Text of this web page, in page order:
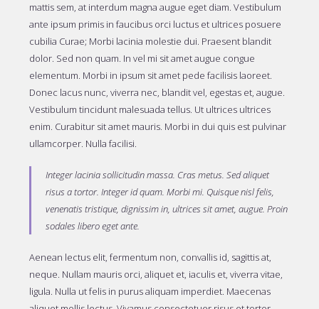
mattis sem, at interdum magna augue eget diam. Vestibulum
ante ipsum primis in faucibus orci luctus et ultrices posuere
cubilia Curae; Morbi lacinia molestie dui. Praesent blandit
dolor. Sed non quam. In vel mi sit amet augue congue
elementum. Morbi in ipsum sit amet pede facilisis laoreet.
Donec lacus nunc, viverra nec, blandit vel, egestas et, augue.
Vestibulum tincidunt malesuada tellus. Ut ultrices ultrices
enim. Curabitur sit amet mauris. Morbi in dui quis est pulvinar
ullamcorper. Nulla facilisi.
Integer lacinia sollicitudin massa. Cras metus. Sed aliquet
risus a tortor. Integer id quam. Morbi mi. Quisque nisl felis,
venenatis tristique, dignissim in, ultrices sit amet, augue. Proin
sodales libero eget ante.
Aenean lectus elit, fermentum non, convallis id, sagittis at,
neque. Nullam mauris orci, aliquet et, iaculis et, viverra vitae,
ligula. Nulla ut felis in purus aliquam imperdiet. Maecenas